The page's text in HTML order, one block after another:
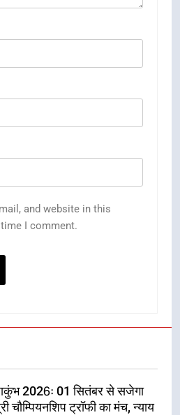
and website in this
I comment.
2026ः 01 सितंबर से सजेगा
चौम्पियनशिप ट्रॉफी का मंच, न्याय